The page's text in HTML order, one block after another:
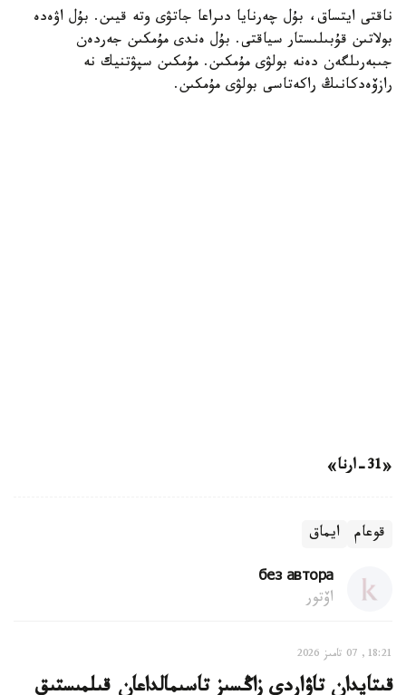
ناقتى ايتساق، بۇل چەرنايا دىراعا جاتۋى وتە قيىن. بۇل اۋەدە
بولاتىن قۇبىلىستار سياقتى. بۇل ەندى مۇمكىن جەردەن
جىبەرىلگەن دەنە بولۋى مۇمكىن. مۇمكىن سپۋتنيك نە
رازۆەدكانىڭ راكەتاسى بولۋى مۇمكىن.
«31-ارنا»
قوعام ايماق
без автора
اۆتور
18:21, 07 تامىز 2026